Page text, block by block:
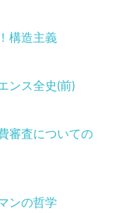
構造主義
ンス全史(前)
審査についての
ンの哲学